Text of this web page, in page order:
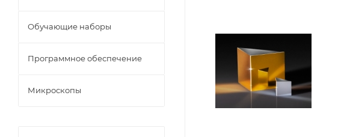
Обучающие наборы
Программное обеспечение
Микроскопы